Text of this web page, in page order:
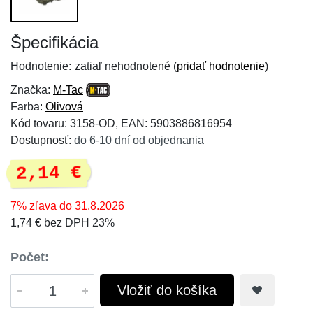
Špecifikácia
Hodnotenie: zatiaľ nehodnotené (pridať hodnotenie)
Značka: M-Tac
Farba: Olivová
Kód tovaru: 3158-OD, EAN: 5903886816954
Dostupnosť: do 6-10 dní od objednania
2,14 €
7% zľava do 31.8.2026
1,74 € bez DPH 23%
Počet:
Vložiť do košíka